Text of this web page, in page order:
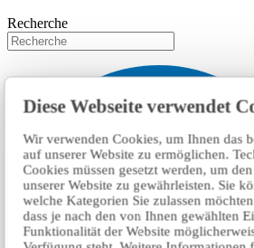
Diese Webseite verwendet
Wir verwenden Cookies, um Ihnen das
auf unserer Website zu ermöglichen.
Cookies müssen gesetzt werden, um
unserer Website zu gewährleisten. Sie
welche Kategorien Sie zulassen
dass je nach den von Ihnen gewählten
Funktionalität der Website
Recherche